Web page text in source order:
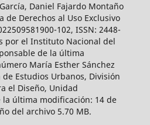
Daniel Fajardo Montaño
de Derechos al Uso Exclusivo
102, ISSN: 2448-
por el Instituto Nacional del
de la última
María Esther Sánchez
Estudios Urbanos, División
el Diseño, Unidad
la última modificación: 14 de
del archivo 5.70 MB.